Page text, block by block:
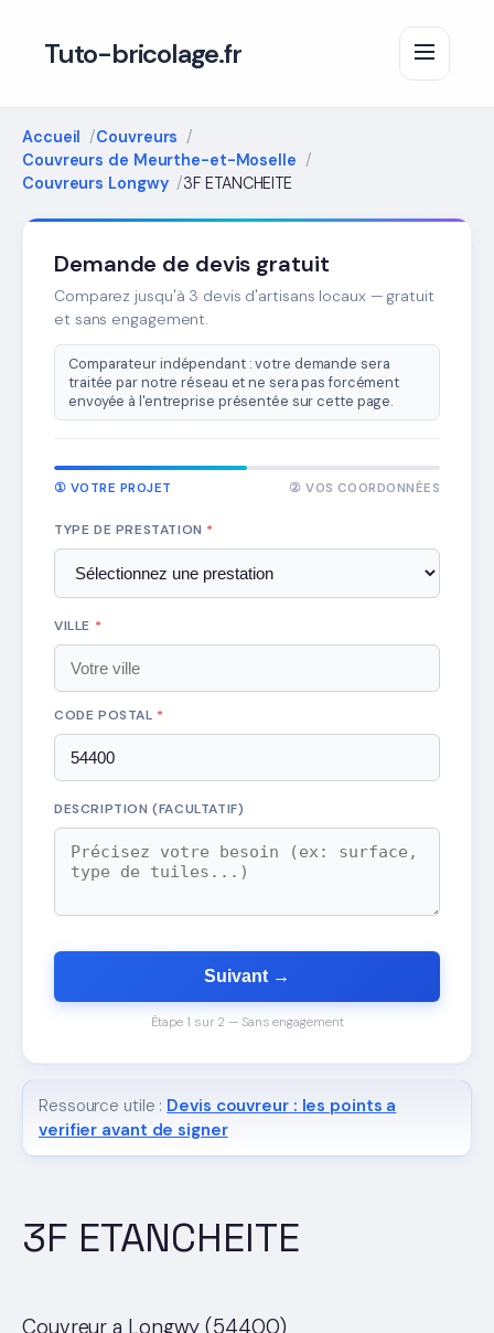
Tuto-bricolage.fr
Accueil
Couvreurs
Couvreurs de Meurthe-et-Moselle
Couvreurs Longwy
3F ETANCHEITE
3F ETANCHEITE
Demande de devis gratuit
Comparez jusqu'à 3 devis d'artisans locaux — gratuit
et sans engagement.
Comparateur indépendant : votre demande sera
traitée par notre réseau et ne sera pas forcément
envoyée à l'entreprise présentée sur cette page.
① VOTRE PROJET ② VOS COORDONNÉES
TYPE DE PRESTATION *
VILLE *
CODE POSTAL *
DESCRIPTION (FACULTATIF)
Suivant →
Étape 1 sur 2 — Sans engagement
Ressource utile : Devis couvreur : les points a
verifier avant de signer